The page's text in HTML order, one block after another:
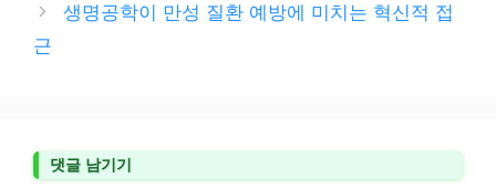
리
생명공학이 만성 질환 예방에 미치는 혁신적 접
근
댓글 남기기